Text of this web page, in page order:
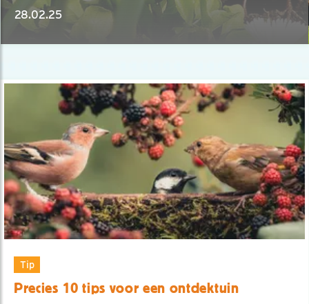
28.02.25
Tip
Precies 10 tips voor een ontdektuin